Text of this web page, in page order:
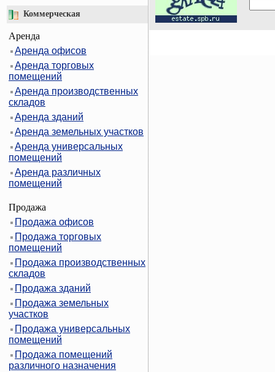
Коммерческая
Аренда
Аренда офисов
Аренда торговых
помещений
Аренда производственных
складов
Аренда зданий
Аренда земельных участков
Аренда универсальных
помещений
Аренда различных
помещений
Продажа
Продажа офисов
Продажа торговых
помещений
Продажа производственных
складов
Продажа зданий
Продажа земельных
участков
Продажа универсальных
помещений
Продажа помещений
различного назначения